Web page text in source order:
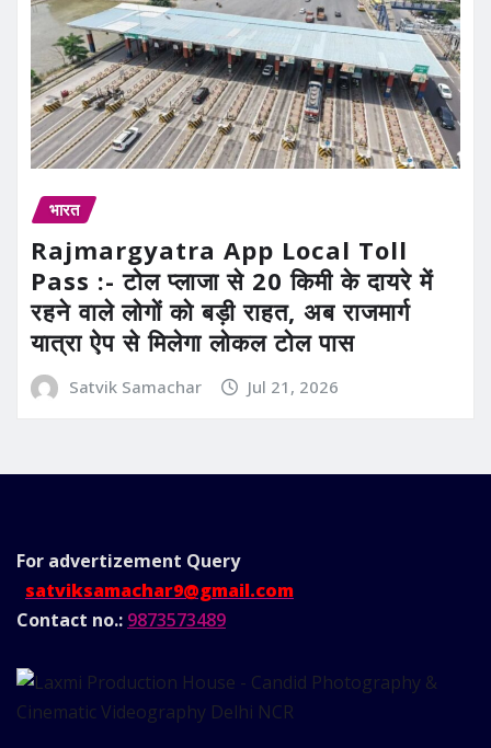
भारत
Rajmargyatra App Local Toll
Pass :- टोल प्लाजा से 20 किमी के दायरे में
रहने वाले लोगों को बड़ी राहत, अब राजमार्ग
यात्रा ऐप से मिलेगा लोकल टोल पास
Satvik Samachar Jul 21, 2026
For advertizement Query
satviksamachar9@gmail.com
Contact no.: 9873573489